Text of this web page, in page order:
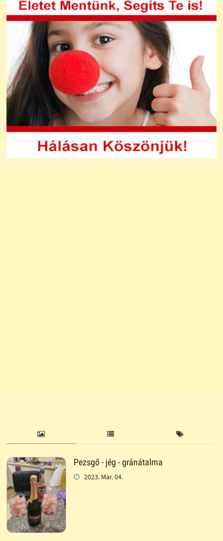
Pezsgő - jég - gránátalma
2023. Mar. 04.